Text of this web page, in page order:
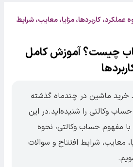
کاربردها، مزایا، معایب، شرایط
چیست؟ آموزش کامل
ماشین در چندماه گذشته
وکالتی را شنیده‌اید.در این
مفهوم حساب وکالتی، نحوه
معایب، شرایط افتتاح و سوالات